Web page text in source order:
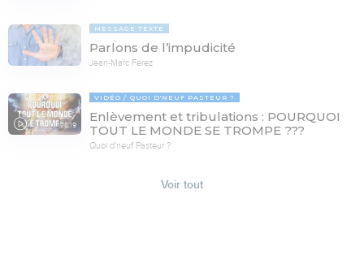
MESSAGE TEXTE
Parlons de l’impudicité
Jean-Marc Ferez
78:19
VIDÉO QUOI D'NEUF PASTEUR ?
Enlèvement et tribulations : POURQUOI
TOUT LE MONDE SE TROMPE ???
Quoi d'neuf Pasteur ?
Voir tout